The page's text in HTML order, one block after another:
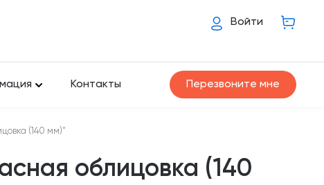
Войти
Контакты Перезвоните мне
(140 мм)"
облицовка (140